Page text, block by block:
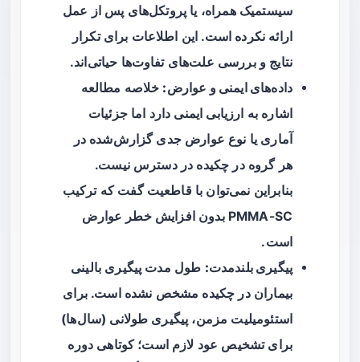
سیستمیک همراه، یا پروتکل‌های پس از عمل
ارائه نکرده است. این اطلاعات برای تکرار
نتایج و بررسی علت‌های تفاوت‌ها حیاتی‌اند.
داده‌های ایمنی و عوارض: خلاصه مطالعه
اشاره به ارزیابی ایمنی دارد اما جزئیات
آماری یا نوع عوارض جدی گزارش‌شده در
هر گروه در چکیده در دسترس نیست.
بنابراین نمی‌توان با قاطعیت گفت که ترکیب
PMMA-SC بدون افزایش خطر عوارض
است.
پیگیری بلندمدت: طول مدت پیگیری بالینی
بیماران در چکیده مشخص نشده است. برای
استئومیلیت مزمن، پیگیری طولانی (سال‌ها)
برای تشخیص عود لازم است؛ کوتاهی دوره